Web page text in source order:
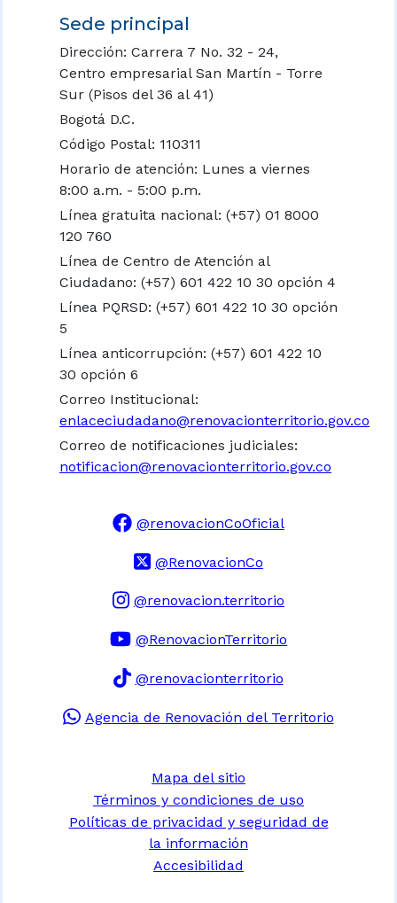
Sede principal
Dirección: Carrera 7 No. 32 - 24,
Centro empresarial San Martín - Torre
Sur (Pisos del 36 al 41)
Bogotá D.C.
Código Postal: 110311
Horario de atención: Lunes a viernes
8:00 a.m. - 5:00 p.m.
Línea gratuita nacional: (+57) 01 8000
120 760
Línea de Centro de Atención al
Ciudadano: (+57) 601 422 10 30 opción 4
Línea PQRSD: (+57) 601 422 10 30 opción
5
Línea anticorrupción: (+57) 601 422 10
30 opción 6
Correo Institucional:
enlaceciudadano@renovacionterritorio.gov.co
Correo de notificaciones judiciales:
notificacion@renovacionterritorio.gov.co
@renovacionCoOficial
@RenovacionCo
@renovacion.territorio
@RenovacionTerritorio
@renovacionterritorio
Agencia de Renovación del Territorio
Mapa del sitio
Términos y condiciones de uso
Políticas de privacidad y seguridad de
la información
Accesibilidad